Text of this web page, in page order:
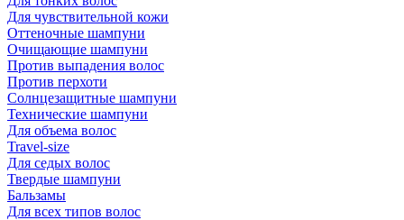
Для чувствительной кожи
Оттеночные шампуни
Очищающие шампуни
Против выпадения волос
Против перхоти
Солнцезащитные шампуни
Технические шампуни
Для объема волос
Travel-size
Для седых волос
Твердые шампуни
Бальзамы
Для всех типов волос